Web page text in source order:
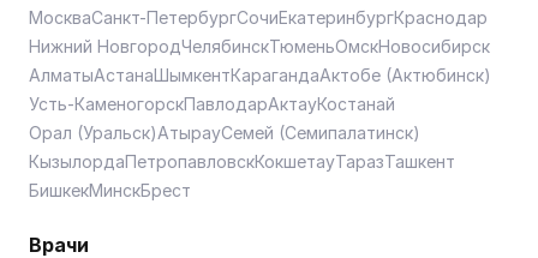
МоскваСанкт-ПетербургСочиЕкатеринбургКраснодар
Нижний НовгородЧелябинскТюменьОмскНовосибирск
АлматыАстанаШымкентКарагандаАктобе (Актюбинск)
Усть-КаменогорскПавлодарАктауКостанай
Орал (Уральск)АтырауСемей (Семипалатинск)
КызылордаПетропавловскКокшетауТаразТашкент
БишкекМинскБрест
Врачи